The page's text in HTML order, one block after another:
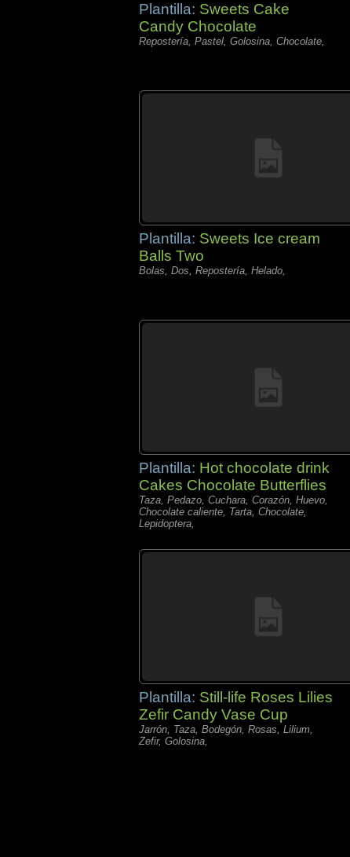
Plantilla: Sweets Cake
Candy Chocolate
Repostería, Pastel, Golosina, Chocolate,
Plantilla: Sweets Ice cream
Balls Two
Bolas, Dos, Repostería, Helado,
Plantilla: Hot chocolate drink
Cakes Chocolate Butterflies
Taza, Pedazo, Cuchara, Corazón, Huevo,
Chocolate caliente, Tarta, Chocolate,
Lepidoptera,
Plantilla: Still-life Roses Lilies
Zefir Candy Vase Cup
Jarrón, Taza, Bodegón, Rosas, Lilium,
Zefir, Golosina,